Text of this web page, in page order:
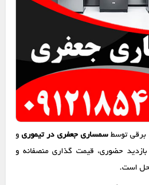
برقی توسطسمساری جعفری در تیموریو
حضوری، قیمت گذاری منصفانه و
است.